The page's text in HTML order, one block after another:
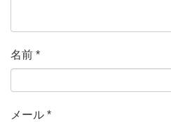
名前 *
メール *